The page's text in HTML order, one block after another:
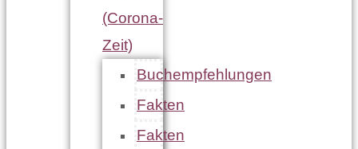
(Corona-
Zeit)
Buchempfehlungen
Fakten
Fakten